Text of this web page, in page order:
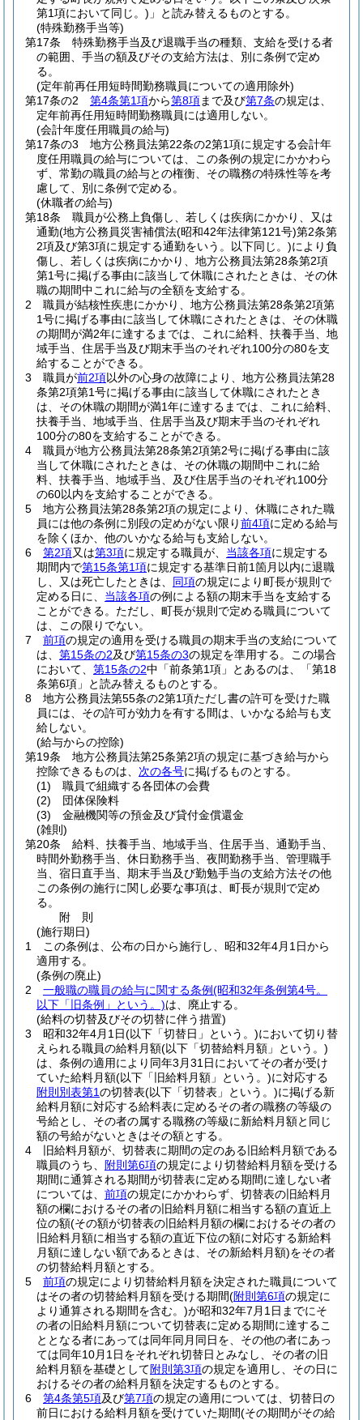
第1項において同じ。) 」と読み替えるものとする。
(特殊勤務手当等)
第17条
特殊勤務手当及び退職手当の種類、支給を受ける者
の範囲、手当の額及びその支給方法は、別に条例で定め
る。
(定年前再任用短時間勤務職員についての適用除外)
第17条の2
第4条第1項から第8項まで及び第7条の規定は、
定年前再任用短時間勤務職員には適用しない。
(会計年度任用職員の給与)
第17条の3
地方公務員法第22条の2第1項に規定する会計年
度任用職員の給与については、この条例の規定にかかわら
ず、常勤の職員の給与との権衡、その職務の特殊性等を考
慮して、別に条例で定める。
(休職者の給与)
第18条
職員が公務上負傷し、若しくは疾病にかかり、又は
通勤(地方公務員災害補償法(昭和42年法律第121号)第2条第
2項及び第3項に規定する通勤をいう。以下同じ。)により負
傷し、若しくは疾病にかかり、地方公務員法第28条第2項
第1号に掲げる事由に該当して休職にされたときは、その休
職の期間中これに給与の全額を支給する。
2
職員が結核性疾患にかかり、地方公務員法第28条第2項第
1号に掲げる事由に該当して休職にされたときは、その休職
の期間が満2年に達するまでは、これに給料、扶養手当、地
域手当、住居手当及び期末手当のそれぞれ100分の80を支
給することができる。
3
職員が前2項以外の心身の故障により、地方公務員法第28
条第2項第1号に掲げる事由に該当して休職にされたとき
は、その休職の期間が満1年に達するまでは、これに給料、
扶養手当、地域手当、住居手当及び期末手当のそれぞれ
100分の80を支給することができる。
4
職員が地方公務員法第28条第2項第2号に掲げる事由に該
当して休職にされたときは、その休職の期間中これに給
料、扶養手当、地域手当、及び住居手当のそれぞれ100分
の60以内を支給することができる。
5
地方公務員法第28条第2項の規定により、休職にされた職
員には他の条例に別段の定めがない限り前4項に定める給与
を除くほか、他のいかなる給与も支給しない。
6
第2項又は第3項に規定する職員が、 当該各項に規定する
期間内で第15条第1項に規定する基準日前1箇月以内に退職
し、又は死亡したときは、 同項の規定により町長が規則で
定める日に、 当該各項の例による額の期末手当を支給する
ことができる。 ただし、町長が規則で定める職員について
は、この限りでない。
7
前項の規定の適用を受ける職員の期末手当の支給について
は、 第15条の2及び第15条の3の規定を準用する。
この場合
において、 第15条の2中「前条第1項」とあるのは、「第18
条第6項」と読み替えるものとする。
8
地方公務員法第55条の2第1項ただし書の許可を受けた職
員には、その許可が効力を有する間は、いかなる給与も支
給しない。
(給与からの控除)
第19条
地方公務員法第25条第2項の規定に基づき給与から
控除できるものは、 次の各号に掲げるものとする。
(1)
職員で組織する各団体の会費
(2)
団体保険料
(3)
金融機関等の預金及び貸付金償還金
(雑則)
第20条
給料、扶養手当、地域手当、住居手当、通勤手当、
時間外勤務手当、休日勤務手当、夜間勤務手当、管理職手
当、宿日直手当、期末手当及び勤勉手当の支給方法その他
この条例の施行に関し必要な事項は、町長が規則で定め
る。
附 則
(施行期日)
1
この条例は、公布の日から施行し、昭和32年4月1日から
適用する。
(条例の廃止)
2
一般職の職員の給与に関する条例(昭和32年条例第4号。
以下「旧条例」という。)は、廃止する。
(給料の切替及びその切替に伴う措置)
3
昭和32年4月1日(以下「切替日」という。)において切り替
えられる職員の給料月額(以下「切替給料月額」という。)
は、条例の適用により同年3月31日においてその者が受け
ていた給料月額(以下「旧給料月額」という。)に対応する
附則別表第1の切替表(以下「切替表」という。)に掲げる新
給料月額に対応する給料表に定めるその者の職務の等級の
号給とし、その者の属する職務の等級に新給料月額と同じ
額の号給がないときはその額とする。
4
旧給料月額が、切替表に期間の定のある旧給料月額である
職員のうち、
附則第6項の規定により切替給料月額を受ける
期間に通算される期間が切替表に定める期間に達しない者
については、 前項の規定にかかわらず、切替表の旧給料月
額の欄におけるその者の旧給料月額に相当する額の直近上
位の額(その額が切替表の旧給料月額の欄におけるその者の
旧給料月額に相当する額の直近下位の額に対応する新給料
月額に達しない額であるときは、その新給料月額)をその者
の切替給料月額とする。
5
前項の規定により切替給料月額を決定された職員について
はその者の切替給料月額を受ける期間(附則第6項の規定に
より通算される期間を含む。)が昭和32年7月1日までにそ
の者の旧給料月額について切替表に定める期間に達するこ
ととなる者にあっては同年同月同日を、その他の者にあっ
ては同年10月1日をそれぞれ切替日とみなし、その者の旧
給料月額を基礎として附則第3項の規定を適用し、その日に
おけるその者の給料月額を決定するものとする。
6
第4条第5項及び第7項の規定の適用については、切替日の
前日における給料月額を受けていた期間(その期間がその給